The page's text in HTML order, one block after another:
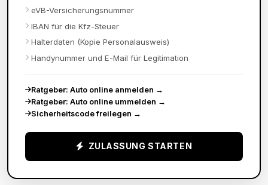
eVB-Versicherungsnummer
IBAN für die Kfz-Steuer
Halterdaten (Kopie Personalausweis)
Handynummer und E-Mail für Legitimation
Ratgeber: Auto online anmelden →
Ratgeber: Auto online ummelden →
Sicherheitscode freilegen →
ZULASSUNG STARTEN